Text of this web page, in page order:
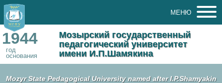
МЕНЮ
1944
год
основания
Мозырский государственный
педагогический университет
имени И.П.Шамякина
Mozyr State Pedagogical University named after I.P.Shamyakin